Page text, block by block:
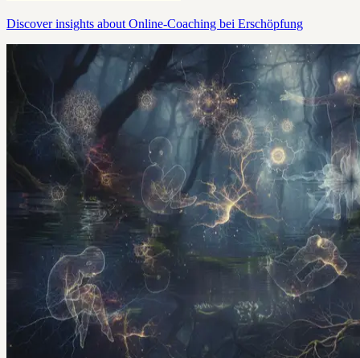
Discover insights about Online-Coaching bei Erschöpfung